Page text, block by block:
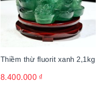
Thiềm thừ fluorit xanh 2,1kg
8.400.000 ₫